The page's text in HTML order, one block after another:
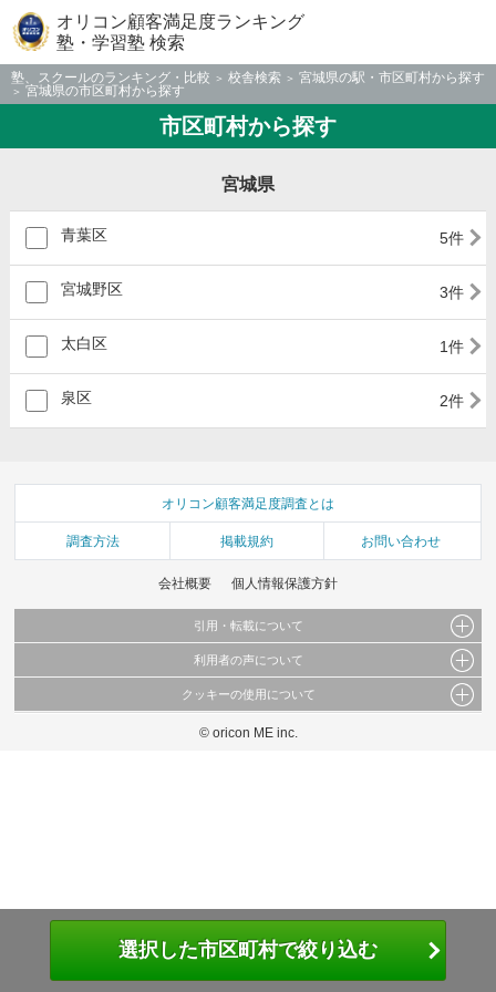
オリコン顧客満足度ランキング
塾・学習塾 検索
塾、スクールのランキング・比較 校舎検索
宮城県の駅・市区町村から探す
宮城県の市区町村から探す
市区町村から探す
宮城県
青葉区 5件
宮城野区 3件
太白区 1件
泉区 2件
選択した市区町村で絞り込む
オリコン顧客満足度調査とは
調査方法 掲載規約 お問い合わせ
会社概要 個人情報保護方針
引用・転載について
当サイトで公開されている情報（文字、写真、イラスト、画像データ等）及びこれらの配
これらの情報を権利者の許可なく無断転載・複製などの二次利用を行うことは固く禁じて
利用者の声について
当サイトに掲載している内容はすべてサービスの利用者が提出された見解・感想です。
弊社の見解・ 意見ではないことをご理解いただいた上でご覧ください。
クッキーの使用について
このサイトでは Cookie を使用して、ユーザーに合わせたコンテンツや広告の表示、ソー
© oricon ME inc.